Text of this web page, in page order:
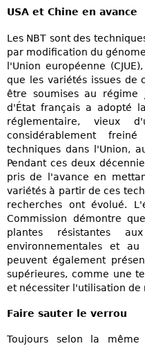
USA et Chine en avance
Les NBT sont des
par modification du
l'Union européenne
que les variétés issues de
être soumises au régime
d'État français a adopté
réglementaire, vieux
considérablement
techniques dans l'Union,
Pendant ces deux
pris de l'avance en
variétés à partir de ces
recherches ont évolué.
Commission démontre
plantes résistantes
environnementales et
peuvent également
supérieures, comme une
et nécessiter l'utilisation de
Faire sauter le verrou
Toujours selon la